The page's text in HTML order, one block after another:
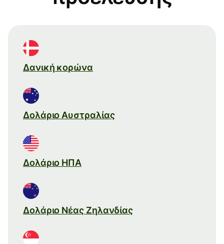
Δανική κορώνα
Δολάριο Αυστραλίας
Δολάριο ΗΠΑ
Δολάριο Νέας Ζηλανδίας